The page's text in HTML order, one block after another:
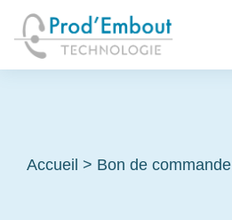
Accueil > Bon de commande